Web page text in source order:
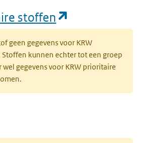
stoffen
geen gegevens voor KRW
kunnen echter tot een groep
gegevens voor KRW prioritaire